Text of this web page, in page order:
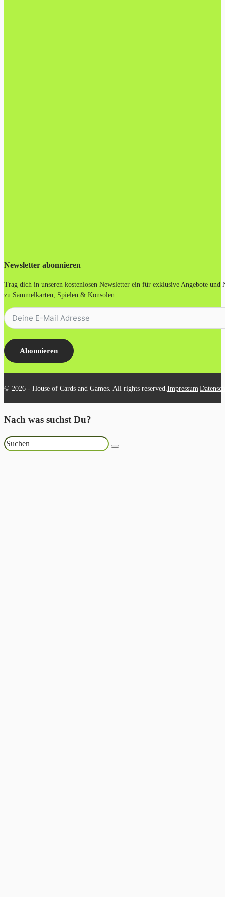
Newsletter abonnieren
Trag dich in unseren kostenlosen Newsletter ein für exklusive Angebote und
zu Sammelkarten, Spielen & Konsolen.
Abonnieren
© 2026 - House of Cards and Games. All rights reserved. Impressum|
Nach was suchst Du?
Suchen